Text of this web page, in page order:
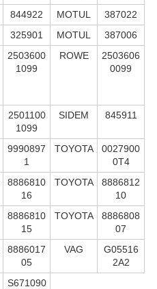
844922 MOTUL
387022
325901 MOTUL
387006
2503600
1099
ROWE
2503606
0099
2501100
1099
SIDEM 845911
9990897
1
TOYOTA
0027900
0T4
8886810
16
TOYOTA
8886812
10
8886810
15
TOYOTA
8886808
07
8886017
05
VAG
G05516
2A2
S671090